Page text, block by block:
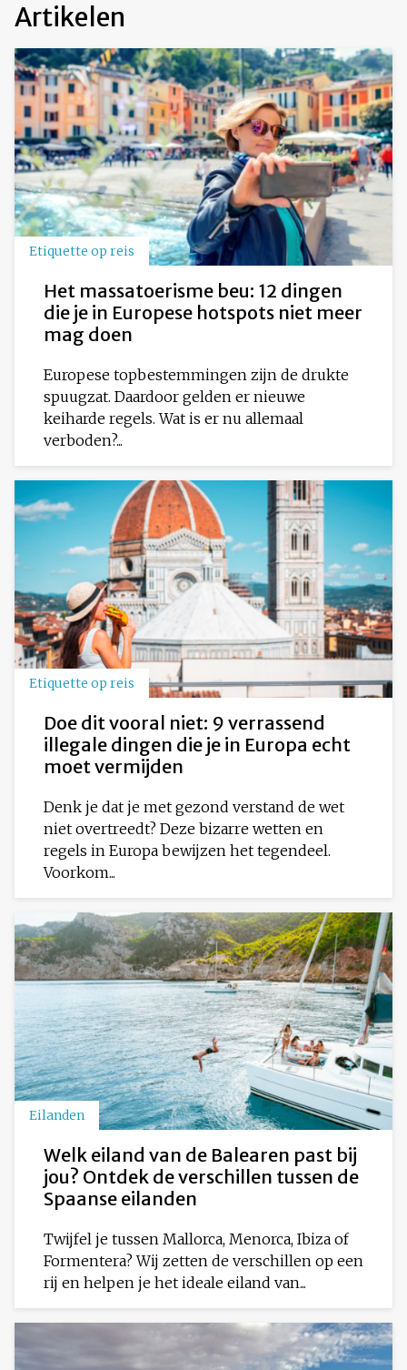
Artikelen
Etiquette op reis
Het massatoerisme beu: 12 dingen
die je in Europese hotspots niet meer
mag doen
Europese topbestemmingen zijn de drukte
spuugzat. Daardoor gelden er nieuwe
keiharde regels. Wat is er nu allemaal
verboden?...
Etiquette op reis
Doe dit vooral niet: 9 verrassend
illegale dingen die je in Europa echt
moet vermijden
Denk je dat je met gezond verstand de wet
niet overtreedt? Deze bizarre wetten en
regels in Europa bewijzen het tegendeel.
Voorkom...
Eilanden
Welk eiland van de Balearen past bij
jou? Ontdek de verschillen tussen de
Spaanse eilanden
Twijfel je tussen Mallorca, Menorca, Ibiza of
Formentera? Wij zetten de verschillen op een
rij en helpen je het ideale eiland van...